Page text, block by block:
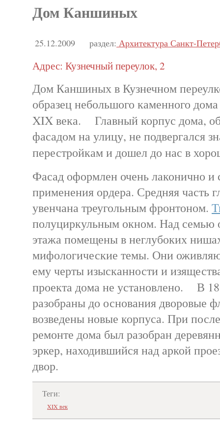
Дом Каншиных
25.12.2009 раздел: Архитектура Санкт-
Адрес: Кузнечный переулок, 2
Дом Каншиных в Кузнечном
образец небольшого каменного
XIX века. Главный корпус дома,
фасадом на улицу, не подвергался
перестройкам и дошел до нас в
Фасад оформлен очень лаконично и
применения ордера. Средняя часть
увенчана треугольным фронтоном.
полуциркульным окном. Над семью
этажа помещены в неглубоких
мифологические темы. Они
ему черты изысканности и
проекта дома не установлено. В
разобраны до основания дворовые
возведены новые корпуса. При
ремонте дома был разобран
эркер, находившийся над аркой
двор.
Теги:
XIX век